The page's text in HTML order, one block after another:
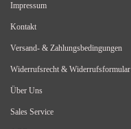
Impressum
Kontakt
Versand- & Zahlungsbedingungen
Widerrufsrecht & Widerrufsformular
Über Uns
Sales Service